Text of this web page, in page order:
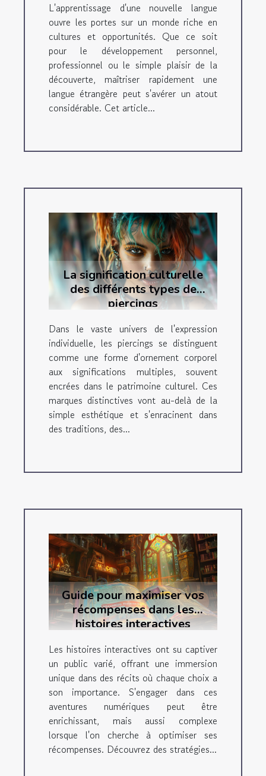
L'apprentissage d'une nouvelle langue
ouvre les portes sur un monde riche en
cultures et opportunités. Que ce soit
pour le développement personnel,
professionnel ou le simple plaisir de la
découverte, maîtriser rapidement une
langue étrangère peut s'avérer un atout
considérable. Cet article...
La signification culturelle
des différents types de
piercings
Dans le vaste univers de l'expression
individuelle, les piercings se distinguent
comme une forme d'ornement corporel
aux significations multiples, souvent
encrées dans le patrimoine culturel. Ces
marques distinctives vont au-delà de la
simple esthétique et s'enracinent dans
des traditions, des...
Guide pour maximiser vos
récompenses dans les
histoires interactives
Les histoires interactives ont su captiver
un public varié, offrant une immersion
unique dans des récits où chaque choix a
son importance. S'engager dans ces
aventures numériques peut être
enrichissant, mais aussi complexe
lorsque l'on cherche à optimiser ses
récompenses. Découvrez des stratégies...